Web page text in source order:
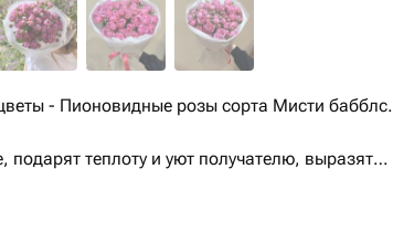
- Пионовидные розы сорта Мисти бабблс.
подарят теплоту и уют получателю, выразят